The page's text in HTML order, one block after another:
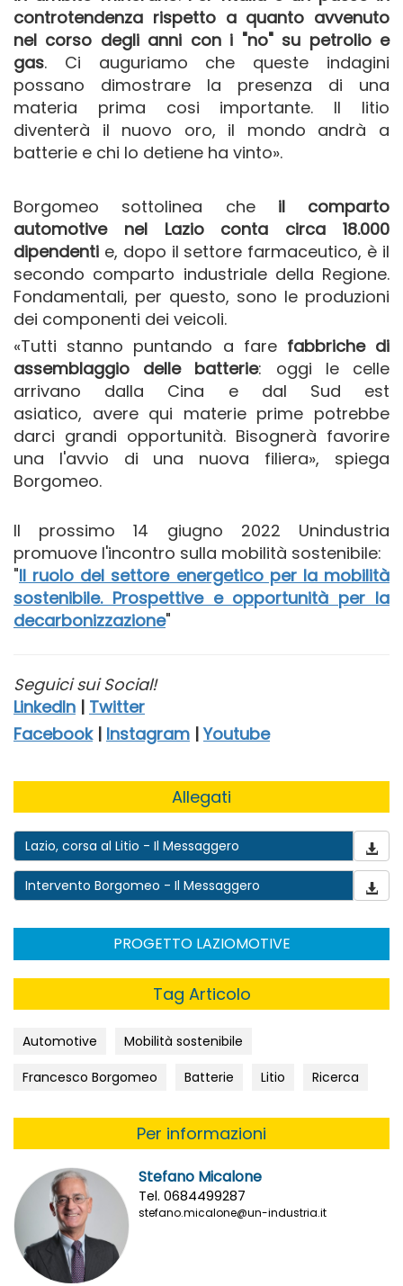
controtendenza rispetto a quanto avvenuto
nel corso degli anni con i "no" su petrolio e
gas. Ci auguriamo che queste indagini
possano dimostrare la presenza di una
materia prima cosi importante. Il litio
diventerà il nuovo oro, iI mondo andrà a
batterie e chi Io detiene ha vinto».
Borgomeo sottolinea che il comparto
automotive nel Lazio conta circa 18.000
dipendenti e, dopo il settore farmaceutico, è il
secondo comparto industriale della Regione.
Fondamentali, per questo, sono le produzioni
dei componenti dei veicoli.
«Tutti stanno puntando a fare fabbriche di
assemblaggio delle batterie: oggi le celle
arrivano dalla Cina e dal Sud est
asiatico, avere qui materie prime potrebbe
darci grandi opportunità. Bisognerà favorire
una l'avvio di una nuova filiera», spiega
Borgomeo.
Il prossimo 14 giugno 2022 Unindustria
promuove l'incontro sulla mobilità sostenibile:
"Il ruolo del settore energetico per la mobilità
sostenibile. Prospettive e opportunità per la
decarbonizzazione"
Seguici sui Social!
LinkedIn | Twitter
Facebook| Instagram |Youtube
Allegati
Lazio, corsa al Litio - Il Messaggero
Intervento Borgomeo - Il Messaggero
PROGETTO LAZIOMOTIVE
Tag Articolo
Automotive
Mobilità sostenibile
Francesco Borgomeo
Batterie Litio Ricerca
Per informazioni
Stefano Micalone
Tel. 0684499287
stefano.micalone@un-industria.it